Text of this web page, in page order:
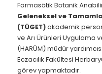
Farmasötik Botanik
Geleneksel ve
(TÜGET)akademik
ve Arı Ürünleri Uygulama
(HARÜM) müdür
Eczacılık Fakültesi
görev yapmaktadır.